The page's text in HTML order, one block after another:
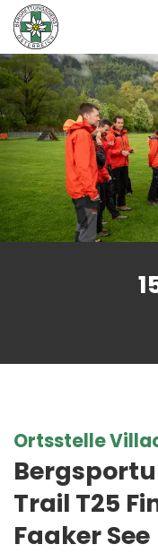
Ortsstelle
Trail T25
Faaker See